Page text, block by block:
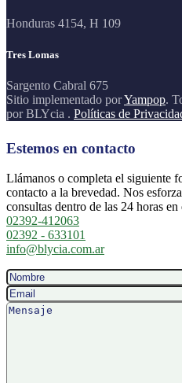
Honduras 4154, H 109
Tres Lomas
Sargento Cabral 675
Sitio implementado porYampop.
por BLYcia . Políticas de
Estemos en contacto
Llámanos o completa el siguiente
contacto a la brevedad. Nos
consultas dentro de las 24 horas en
02392-412063
02392 - 633101
info@blycia.com.ar